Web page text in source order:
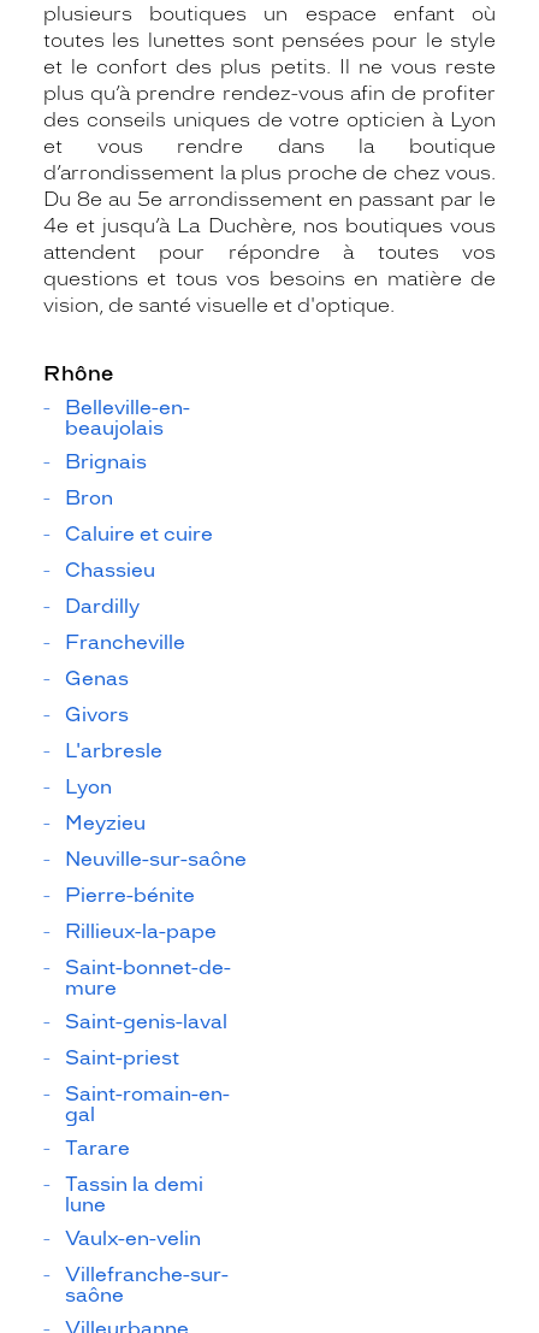
plusieurs boutiques un espace enfant où
toutes les lunettes sont pensées pour le style
et le confort des plus petits. Il ne vous reste
plus qu’à prendre rendez-vous afin de profiter
des conseils uniques de votre opticien à Lyon
et vous rendre dans la boutique
d’arrondissement la plus proche de chez vous.
Du 8e au 5e arrondissement en passant par le
4e et jusqu’à La Duchère, nos boutiques vous
attendent pour répondre à toutes vos
questions et tous vos besoins en matière de
vision, de santé visuelle et d'optique.
Rhône
Belleville-en-
beaujolais
Brignais
Bron
Caluire et cuire
Chassieu
Dardilly
Francheville
Genas
Givors
L'arbresle
Lyon
Meyzieu
Neuville-sur-saône
Pierre-bénite
Rillieux-la-pape
Saint-bonnet-de-
mure
Saint-genis-laval
Saint-priest
Saint-romain-en-
gal
Tarare
Tassin la demi
lune
Vaulx-en-velin
Villefranche-sur-
saône